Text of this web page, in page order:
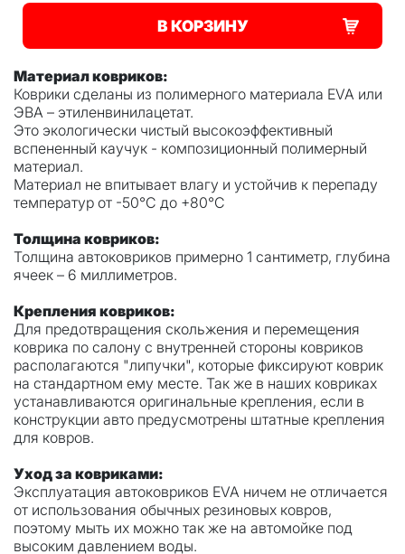
В КОРЗИНУ
Материал ковриков:
Коврики сделаны из полимерного материала EVA или
ЭВА – этиленвинилацетат.
Это экологически чистый высокоэффективный
вспененный каучук - композиционный полимерный
материал.
Материал не впитывает влагу и устойчив к перепаду
температур от -50°С до +80°С
Толщина ковриков:
Толщина автоковриков примерно 1 сантиметр, глубина
ячеек – 6 миллиметров.
Крепления ковриков:
Для предотвращения скольжения и перемещения
коврика по салону с внутренней стороны ковриков
располагаются "липучки", которые фиксируют коврик
на стандартном ему месте. Так же в наших ковриках
устанавливаются оригинальные крепления, если в
конструкции авто предусмотрены штатные крепления
для ковров.
Уход за ковриками:
Эксплуатация автоковриков EVA ничем не отличается
от использования обычных резиновых ковров,
поэтому мыть их можно так же на автомойке под
высоким давлением воды.